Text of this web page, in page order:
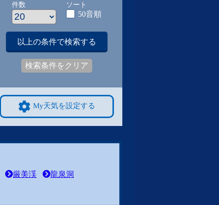
件数 ソート
50音順
以上の条件で検索する
検索条件をクリア
My天気を設定する
厳美渓
龍泉洞